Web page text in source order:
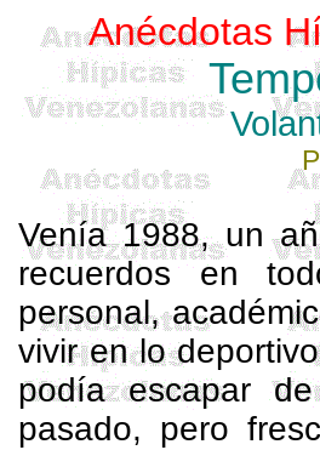
Anécdotas
Venía 1988, un
recuerdos en
personal,
vivir en lo
podía escapar
pasado, pero